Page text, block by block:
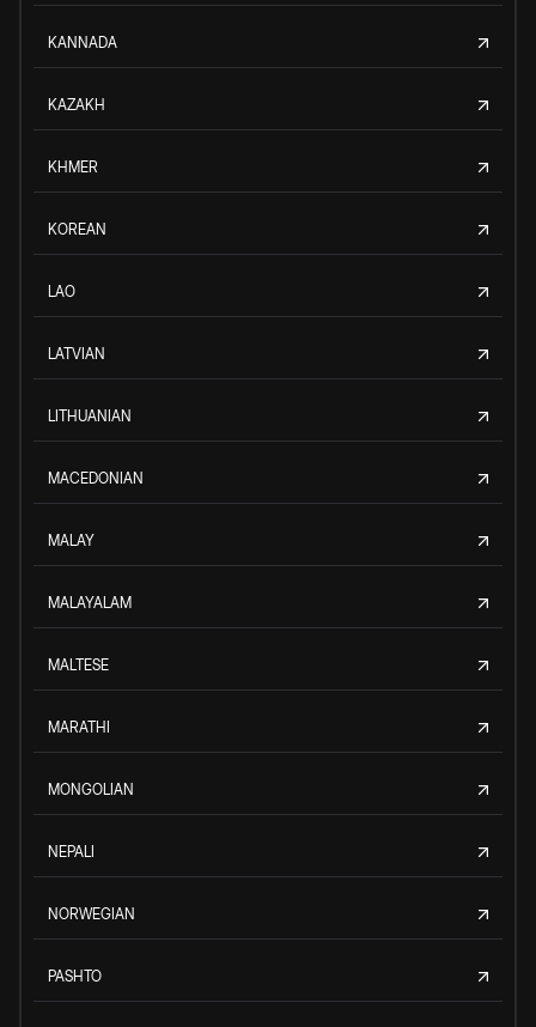
KANNADA
KAZAKH
KHMER
KOREAN
LAO
LATVIAN
LITHUANIAN
MACEDONIAN
MALAY
MALAYALAM
MALTESE
MARATHI
MONGOLIAN
NEPALI
NORWEGIAN
PASHTO